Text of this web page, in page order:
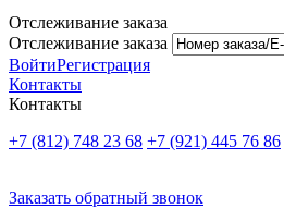
Отслеживание заказа
Отслеживание заказа
ВойтиРегистрация
Контакты
Контакты
+7 (812) 748 23 68 +7 (921) 445 76 86
Заказать обратный звонок